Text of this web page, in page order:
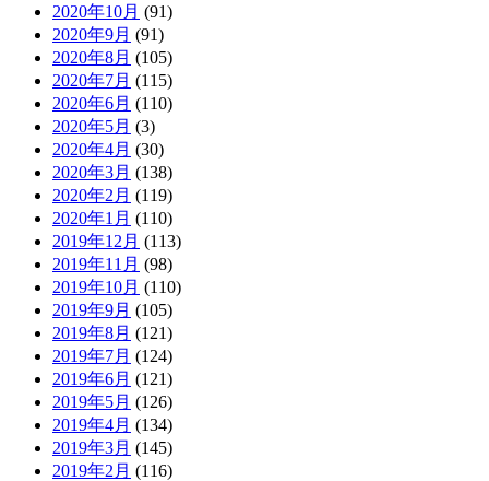
2020年10月 (91)
2020年9月 (91)
2020年8月 (105)
2020年7月 (115)
2020年6月 (110)
2020年5月 (3)
2020年4月 (30)
2020年3月 (138)
2020年2月 (119)
2020年1月 (110)
2019年12月 (113)
2019年11月 (98)
2019年10月 (110)
2019年9月 (105)
2019年8月 (121)
2019年7月 (124)
2019年6月 (121)
2019年5月 (126)
2019年4月 (134)
2019年3月 (145)
2019年2月 (116)